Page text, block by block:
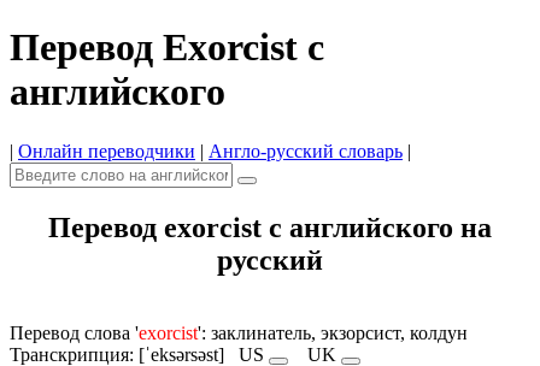
Перевод Exorcist с
английского
| Онлайн переводчики | Англо-русский словарь |
Перевод exorcist с английского на
русский
Перевод слова 'exorcist': заклинатель, экзорсист, колдун
Транскрипция: [ˈeksərsəst] US UK